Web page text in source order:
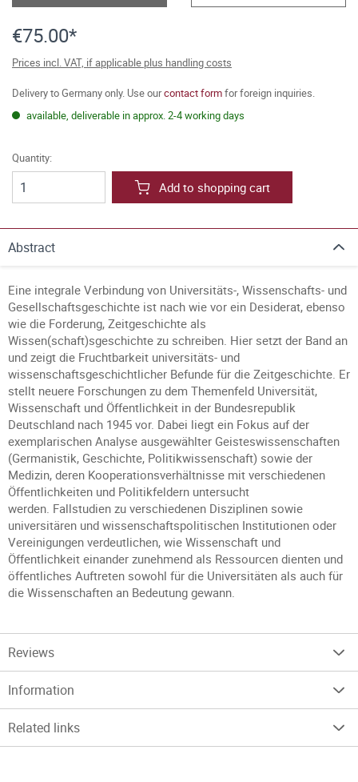
€75.00*
Prices incl. VAT, if applicable plus handling costs
Delivery to Germany only. Use ourcontact formfor foreign inquiries.
available, deliverable in approx. 2-4 working days
Quantity:
Add to shopping cart
Abstract
Eine integrale Verbindung von Universitäts-, Wissenschafts- und
Gesellschaftsgeschichte ist nach wie vor ein Desiderat, ebenso
wie die Forderung, Zeitgeschichte als
Wissen(schaft)sgeschichte zu schreiben. Hier setzt der Band an
und zeigt die Fruchtbarkeit universitäts- und
wissenschaftsgeschichtlicher Befunde für die Zeitgeschichte. Er
stellt neuere Forschungen zu dem Themenfeld Universität,
Wissenschaft und Öffentlichkeit in der Bundesrepublik
Deutschland nach 1945 vor. Dabei liegt ein Fokus auf der
exemplarischen Analyse ausgewählter Geisteswissenschaften
(Germanistik, Geschichte, Politikwissenschaft) sowie der
Medizin, deren Kooperationsverhältnisse mit verschiedenen
Öffentlichkeiten und Politikfeldern untersucht
werden. Fallstudien zu verschiedenen Disziplinen sowie
universitären und wissenschaftspolitischen Institutionen oder
Vereinigungen verdeutlichen, wie Wissenschaft und
Öffentlichkeit einander zunehmend als Ressourcen dienten und
öffentliches Auftreten sowohl für die Universitäten als auch für
die Wissenschaften an Bedeutung gewann.
Reviews
Information
Related links